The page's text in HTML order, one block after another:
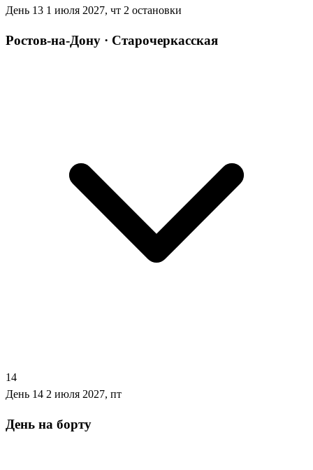
День 13 1 июля 2027, чт 2 остановки
Ростов-на-Дону · Старочеркасская
14
День 14 2 июля 2027, пт
День на борту